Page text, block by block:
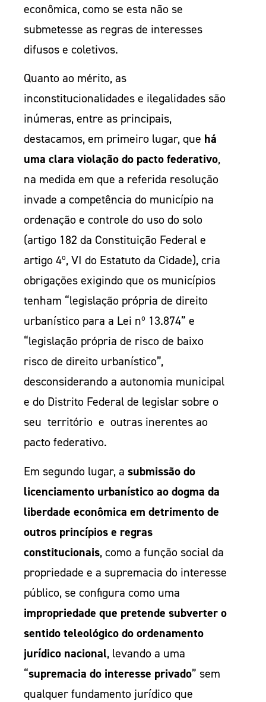
econômica, como se esta não se
submetesse as regras de interesses
difusos e coletivos.
Quanto ao mérito, as
inconstitucionalidades e ilegalidades são
inúmeras, entre as principais,
destacamos, em primeiro lugar, que há
uma clara violação do pacto federativo,
na medida em que a referida resolução
invade a competência do município na
ordenação e controle do uso do solo
(artigo 182 da Constituição Federal e
artigo 4º, VI do Estatuto da Cidade), cria
obrigações exigindo que os municípios
tenham “legislação própria de direito
urbanístico para a Lei nº 13.874” e
“legislação própria de risco de baixo
risco de direito urbanístico”,
desconsiderando a autonomia municipal
e do Distrito Federal de legislar sobre o
seu território e outras inerentes ao
pacto federativo.
Em segundo lugar, a submissão do
licenciamento urbanístico ao dogma da
liberdade econômica em detrimento de
outros princípios e regras
constitucionais, como a função social da
propriedade e a supremacia do interesse
público, se configura como uma
impropriedade que pretende subverter o
sentido teleológico do ordenamento
jurídico nacional, levando a uma
“supremacia do interesse privado” sem
qualquer fundamento jurídico que